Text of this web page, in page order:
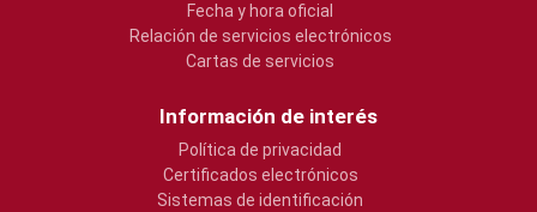
Fecha y hora oficial
Relación de servicios electrónicos
Cartas de servicios
Información de interés
Política de privacidad
Certificados electrónicos
Sistemas de identificación